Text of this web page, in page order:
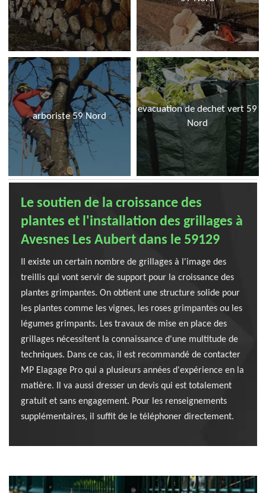
arboriste 59 Nord
evacuation de dechet vert 59
Nord
Le soutien de la croissance des
plantes et l'installation des grillages à
Avesnes Les Aubert dans le 59129
Il existe un certain nombre de grillages à l'image des
treillis qui vont servir de support pour la croissance des
plantes grimpantes. On obtient une structure solide pour
les plantes comme les vignes, les roses grimpantes ou les
légumes grimpants. Les travaux de mise en place des
grillages nécessitent la connaissance d'une multitude de
techniques. Dans ce cas, il est recommandé de contacter
MP Elagage Pro qui a plusieurs années d'expérience en la
matière. Il va aussi dresser un devis qui est totalement
gratuit et sans engagement. Pour les renseignements
supplémentaires, il suffit de le téléphoner directement.